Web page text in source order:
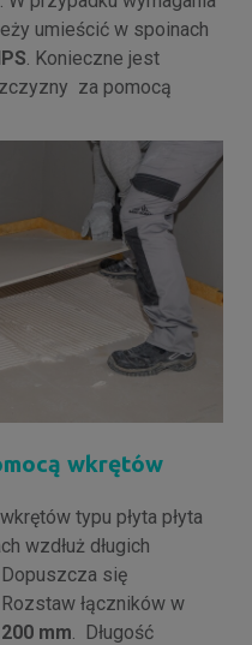
umieścić w spoinach
. Konieczne jest
za pomocą
wkrętów
typu płyta płyta
wzdłuż długich
się
. Rozstaw łączników w
mm . Długość